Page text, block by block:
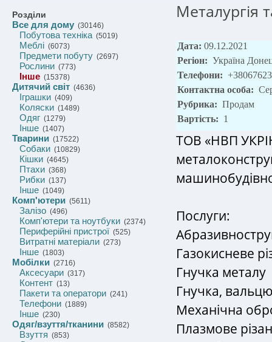
Розділи
Все для дому (30146)
Побутова техніка(5019)
Меблі (6073)
Предмети побуту (2697)
Рослини (773)
Інше (15378)
Дитячий світ (4636)
Іграшки (409)
Коляски (1489)
Одяг (1279)
Інше (1407)
Тварини (17522)
Собаки (10829)
Кішки (4645)
Птахи (368)
Рибки (137)
Інше (1049)
Комп'ютери (5611)
Залізо (496)
Комп'ютери та ноутбуки (2374)
Периферійні пристрої (525)
Витратні матеріали (273)
Інше (1803)
Мобілки (2716)
Аксесуари (317)
Контент (13)
Пакети та оператори (241)
Телефони (1889)
Інше (230)
Одяг/взуття/тканини (8582)
Взуття (853)
Металургія
Дата: 09.12.2021
Регіон: Україна
Телефони:
Контактна особа:
Рубрика: Продам
Вартість: 1
ТОВ «НВП
Послуги:
Газокисневе
Гнучка металу
Гнучка,
Механічна
Плазмове